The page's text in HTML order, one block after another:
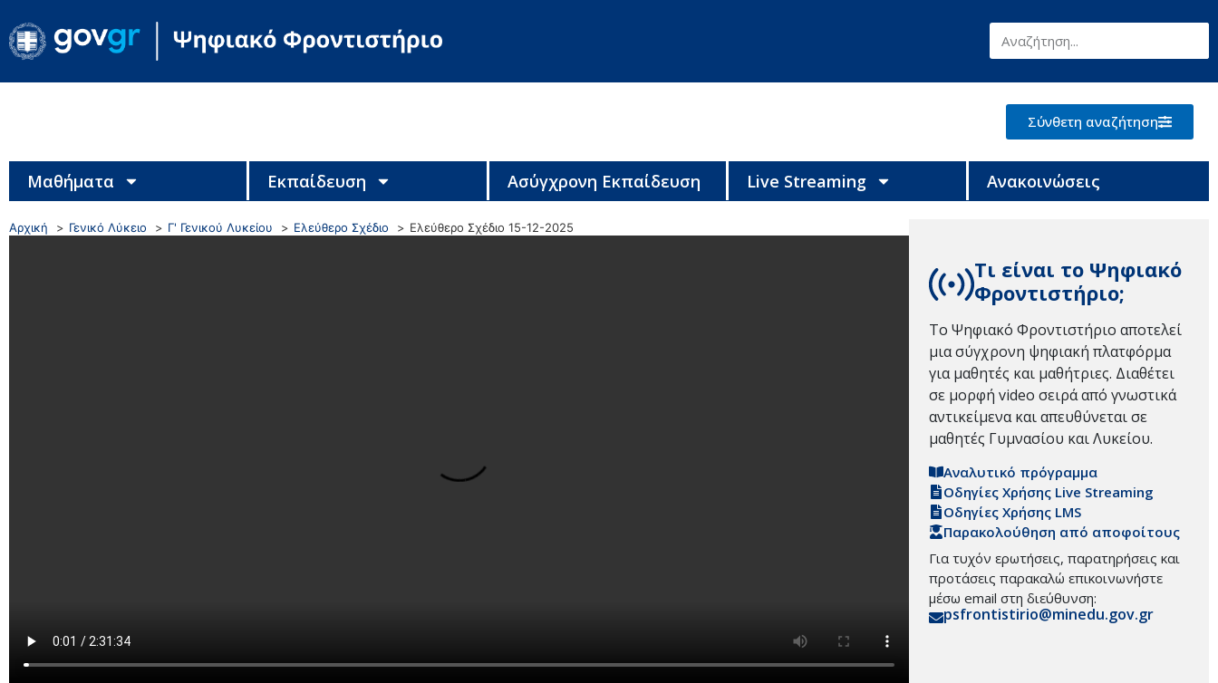
Σύνθετη αναζήτηση
Μαθήματα Εκπαίδευση Ασύγχρονη Εκπαίδευση Live Streaming Ανακοινώσεις
Αρχική Γενικό Λύκειο Γ' Γενικού Λυκείου Ελεύθερο Σχέδιο Ελεύθερο Σχέδιο 15-12-2025
Τι είναι το Ψηφιακό
Φροντιστήριο;
Το Ψηφιακό Φροντιστήριο αποτελεί
μια σύγχρονη ψηφιακή πλατφόρμα
για μαθητές και μαθήτριες. Διαθέτει
σε μορφή video σειρά από γνωστικά
αντικείμενα και απευθύνεται σε
μαθητές Γυμνασίου και Λυκείου.
Αναλυτικό πρόγραμμα
Οδηγίες Χρήσης Live Streaming
Οδηγίες Χρήσης LMS
Παρακολούθηση από αποφοίτους
Για τυχόν ερωτήσεις, παρατηρήσεις και
προτάσεις παρακαλώ επικοινωνήστε
μέσω email στη διεύθυνση:
psfrontistirio@minedu.gov.gr